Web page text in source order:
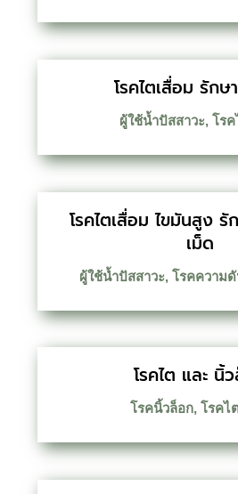
โรคไตเสื่อม รัก
ผู้ใช้น้ำปัสสาวะ, โรค
โรคไตเสื่อม ไขมันสูง
เม็ด
ผู้ใช้น้ำปัสสาวะ, โรคความ
โรคไต และ นิ้
โรคนิ้วล็อก, โรคไ